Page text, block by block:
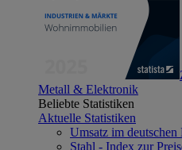
Metall & Elektronik
Beliebte Statistiken
Aktuelle Statistiken
Umsatz im
Stahl - Index zur